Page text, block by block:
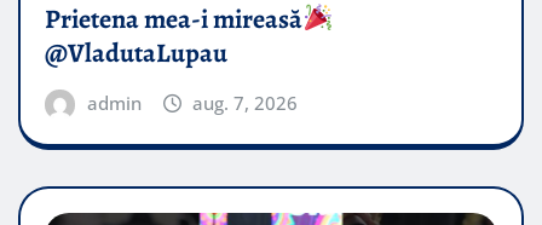
Prietena mea-i mireasă​
@VladutaLupau
admin aug. 7, 2026